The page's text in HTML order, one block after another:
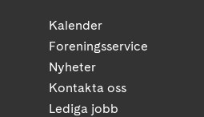
Kalender
Foreningsservice
Nyheter
Kontakta oss
Lediga jobb